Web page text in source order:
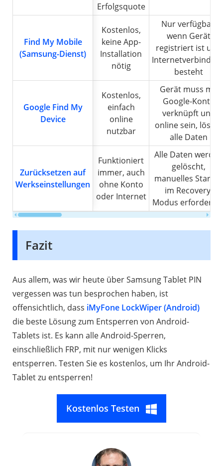
Erfolgsquote
Kostenlos,
keine App-
Installation
nötig
Nur verfügbar,
wenn Gerät
registriert ist und
besteht
Kostenlos,
einfach
online
nutzbar
Gerät muss mit
Google-Konto
verknüpft und
online sein, löscht
alle Daten
Funktioniert
immer, auch
ohne Konto
oder Internet
Alle Daten werden
gelöscht,
manuelles Starten
im Recovery-
Modus
Find My Mobile
(Samsung-Dienst)
Google Find My
Device
Zurücksetzen auf
Werkseinstellungen
Fazit
Aus allem, was wir heute über Samsung Tablet PIN
vergessen was tun besprochen haben, ist
offensichtlich, dass iMyFone LockWiper (Android)
die beste Lösung zum Entsperren von Android-
Tablets ist. Es kann alle Android-Sperren,
einschließlich FRP, mit nur wenigen Klicks
entsperren. Testen Sie es kostenlos, um Ihr Android-
Tablet zu entsperren!
Kostenlos Testen